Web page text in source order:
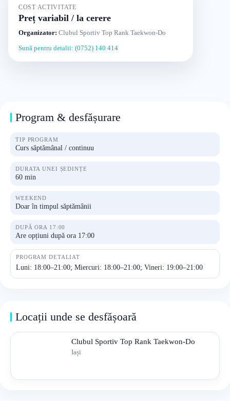
COST ACTIVITATE
Preț variabil / la cerere
Organizator: Clubul Sportiv Top Rank Taekwon-Do
Sună pentru detalii: (0752) 140 414
Program & desfășurare
TIP PROGRAM
Curs săptămânal / continuu
DURATA UNEI ȘEDINȚE
60 min
WEEKEND
Doar în timpul săptămânii
DUPĂ ORA 17:00
Are opțiuni după ora 17:00
PROGRAM DETALIAT
Luni: 18:00–21:00; Miercuri: 18:00–21:00; Vineri: 19:00–21:00
Locații unde se desfășoară
Clubul Sportiv Top Rank Taekwon-Do
Iași